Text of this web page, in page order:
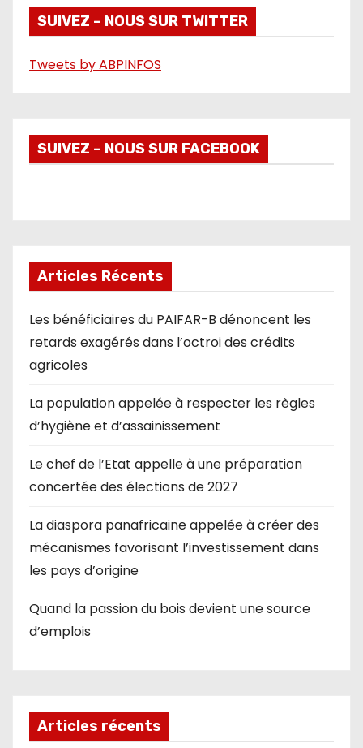
o
SUIVEZ – NOUS SUR TWITTER
Tweets by ABPINFOS
SUIVEZ – NOUS SUR FACEBOOK
Articles Récents
Les bénéficiaires du PAIFAR-B dénoncent les
retards exagérés dans l’octroi des crédits
agricoles
La population appelée à respecter les règles
d’hygiène et d’assainissement
Le chef de l’Etat appelle à une préparation
concertée des élections de 2027
La diaspora panafricaine appelée à créer des
mécanismes favorisant l’investissement dans
les pays d’origine
Quand la passion du bois devient une source
d’emplois
Articles récents